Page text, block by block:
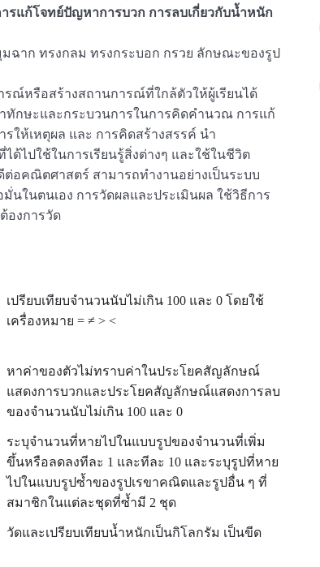
รแก้โจทย์ปัญหาการบวก การลบเกี่ยวกับน้ำหนัก
ฉาก ทรงกลม ทรงกระบอก กรวย ลักษณะของรูป
ณ์หรือสร้างสถานการณ์ที่ใกล้ตัวให้ผู้เรียนได้
ทักษะและกระบวนการในการคิดคำนวณ การแก้
ให้เหตุผล และ การคิดสร้างสรรค์ นำ
ไปใช้ในการเรียนรู้สิ่งต่างๆ และใช้ในชีวิต
อคณิตศาสตร์ สามารถทำงานอย่างเป็นระบบ
ในตนเอง การวัดผลและประเมินผล ใช้วิธีการ
องการวัด
เปรียบเทียบจำนวนนับไม่เกิน 100 และ 0 โดยใช้
เครื่องหมาย = ≠ > <
หาค่าของตัวไม่ทราบค่าในประโยคสัญลักษณ์
แสดงการบวกและประโยคสัญลักษณ์แสดงการลบ
ของจำนวนนับไม่เกิน 100 และ 0
ระบุจำนวนที่หายไปในแบบรูปของจำนวนที่เพิ่ม
ขึ้นหรือลดลงทีละ 1 และทีละ 10 และระบุรูปที่หาย
ไปในแบบรูปซ้ำของรูปเรขาคณิตและรูปอื่น ๆ ที่
สมาชิกในแต่ละชุดที่ซ้ำมี 2 ชุด
วัดและเปรียบเทียบน้ำหนักเป็นกิโลกรัม เป็นขีด